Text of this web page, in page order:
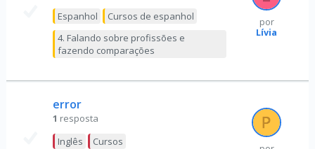
Espanhol
Cursos de espanhol
4. Falando sobre profissões e
fazendo comparações
por
Lívia
error
1 resposta
Inglês
Cursos